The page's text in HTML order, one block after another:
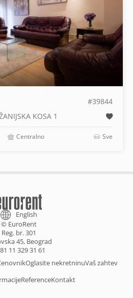
#39844
KOSA 1
Centralno Sve
English
© EuroRent
Reg. br. 301
45, Beograd
11 329 31 61
Oglasite nekretninuVaš zahtev
ReferenceKontakt